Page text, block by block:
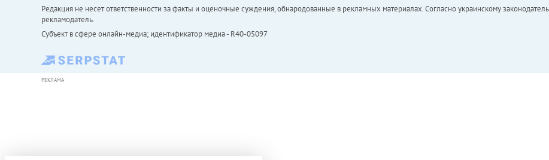
Редакция не несет ответственности за факты и оценочные суждения, обнародованные в рекламных материалах. Согласно украинскому
рекламодатель.
Субъект в сфере онлайн-медиа; идентификатор медиа - R40-05097
РЕКЛАМА